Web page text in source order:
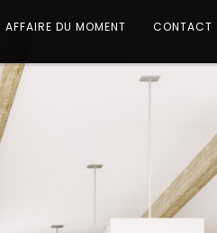
AFFAIRE DU MOMENT CONTACT